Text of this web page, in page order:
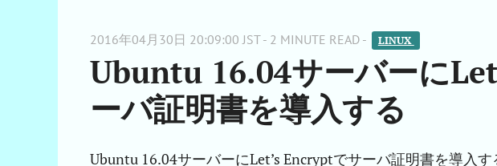
2016年04月30日 20:09:00 JST - 2 MINUTE READ - LINUX
Ubuntu 16.04サーバーに
ーバ証明書を導入する
Ubuntu 16.04サーバーにLet’s Encryptでサーバ証明書を導入す